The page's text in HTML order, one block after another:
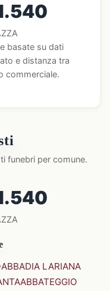
e basate su dati
e distanza tra
commerciale.
funebri per comune.
ABBADIA LARIANA
ABBATEGGIO